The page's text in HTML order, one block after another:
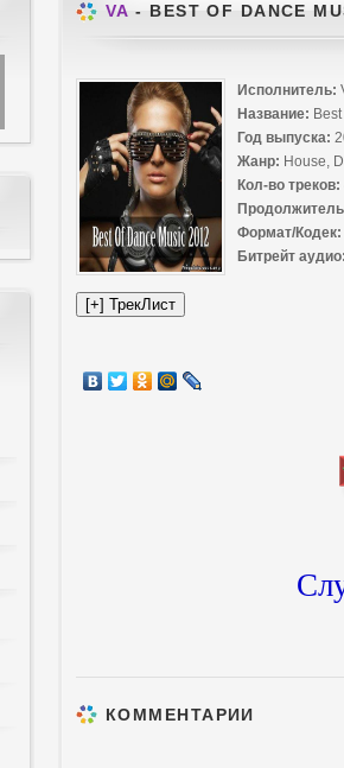
VA - BEST OF DANCE
Исполнитель:
Название:
Год выпуска:
Жанр: House,
Кол-во треков:
Формат/Кодек:
Битрейт аудио:
КОММЕНТАРИИ